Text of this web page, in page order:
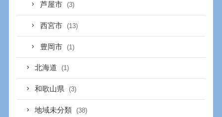
芦屋市 (3)
西宮市 (13)
豊岡市 (1)
北海道 (1)
和歌山県 (3)
地域未分類 (38)